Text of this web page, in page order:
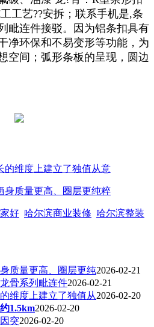
工艺??安拆；联系手机是,条
毗连件接驳。因为铝条扣具有
净环保和不易变形等功能，为
空间；弧形条板的呈现，圆边
的维度上建立了独值从意
身质量更高、圈层更纯粹
好 哈尔滨商业装修 哈尔滨整装
质量更高、圈层更纯2026-02-21
骨系列毗连件2026-02-21
维度上建立了独值从2026-02-20
1.5km2026-02-20
突2026-02-20